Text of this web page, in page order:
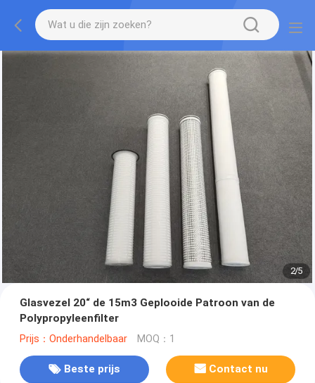
2/5
Glasvezel 20“ de 15m3 Geplooide Patroon van de
Polypropyleenfilter
Prijs：Onderhandelbaar MOQ：1
Beste prijs Contact nu